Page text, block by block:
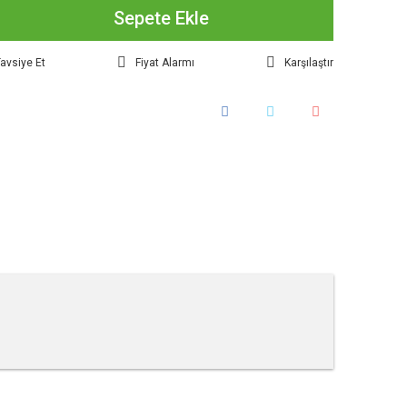
Sepete Ekle
Et Fiyat Alarmı Karşılaştır